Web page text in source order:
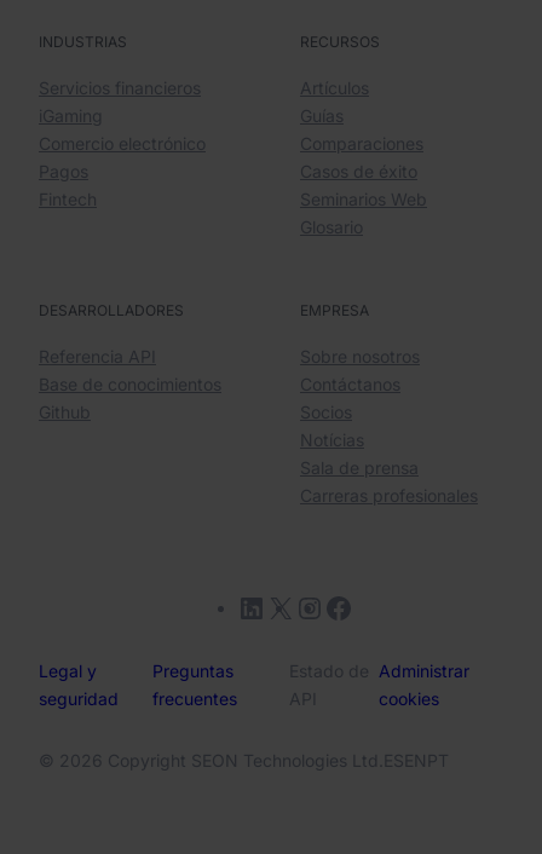
INDUSTRIAS
Servicios financieros
iGaming
Comercio electrónico
Pagos
Fintech
RECURSOS
Artículos
Guías
Comparaciones
Casos de éxito
Seminarios Web
Glosario
DESARROLLADORES
Referencia API
Base de conocimientos
Github
EMPRESA
Sobre nosotros
Contáctanos
Socios
Notícias
Sala de prensa
Carreras profesionales
Legal y
seguridad
Preguntas
frecuentes
Estado de
API
Administrar
cookies
© 2026 Copyright SEON Technologies Ltd. ESEN PT